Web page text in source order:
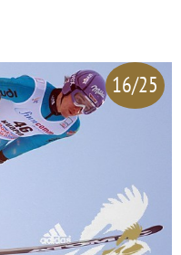
16/25